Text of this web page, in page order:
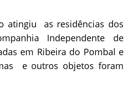
atingiu as residências dos
Independente de
em Ribeira do Pombal e
e outros objetos foram